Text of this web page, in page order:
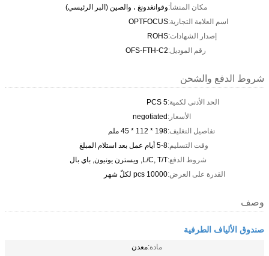
مكان المنشأ:وقوانغدونغ ، والصين (البر الرئيسي)
اسم العلامة التجارية:OPTFOCUS
إصدار الشهادات:ROHS
رقم الموديل:OFS-FTH-C2
شروط الدفع والشحن
الحد الأدنى لكمية:5 PCS
الأسعار:negotiated
تفاصيل التغليف:198 * 112 * 45 ملم
وقت التسليم:5-8 أيام عمل بعد استلام المبلغ
شروط الدفع:L/C, T/T, ويسترن يونيون, باي بال
القدرة على العرض:10000 pcs لكلّ شهر
وصف
صندوق الألياف الطرفية
مادة:معدن